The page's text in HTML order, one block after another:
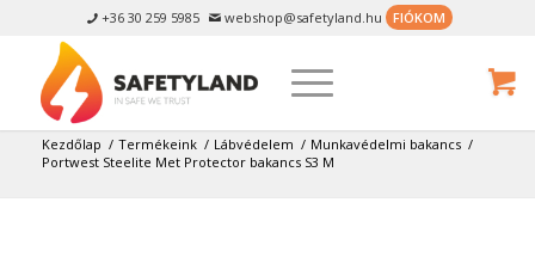
 +36 30 259 5985  webshop@safetyland.hu FIÓKOM
Kezdőlap / Termékeink / Lábvédelem / Munkavédelmi bakancs /
Portwest Steelite Met Protector bakancs S3 M